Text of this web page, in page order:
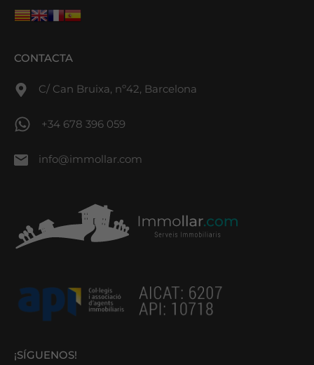
CONTACTA
C/ Can Bruixa, nº42, Barcelona
+34 678 396 059
info@immollar.com
¡SÍGUENOS!